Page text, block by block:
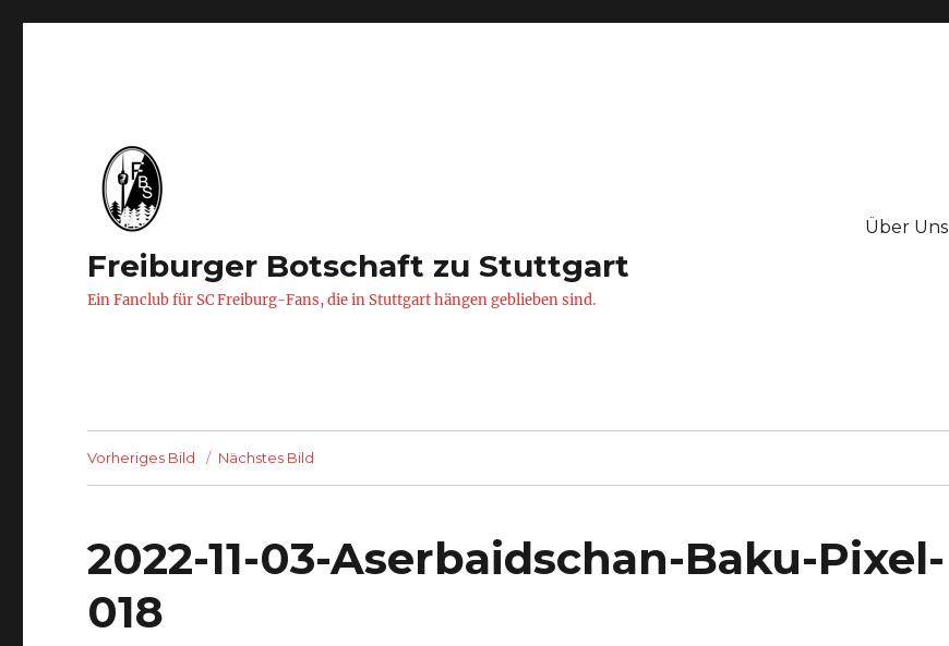
Freiburger Botschaft zu Stuttgart
Ein Fanclub für SC Freiburg-Fans, die in Stuttgart hängen geblieben sind.
Über Uns
Vorheriges Bild Nächstes Bild
2022-11-03-Aserbaidschan-Baku-Pixel-
018